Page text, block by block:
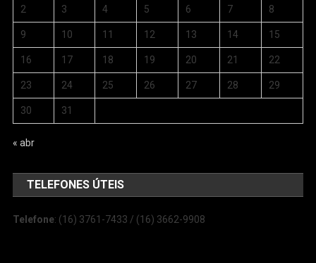
2 3 4 5 6 7 8
9 10 11 12 13 14 15
16 17 18 19 20 21 22
23 24 25 26 27 28 29
30 31
« abr
TELEFONES ÚTEIS
Telefone: (16) 3761-7433 / (16) 3662-9908